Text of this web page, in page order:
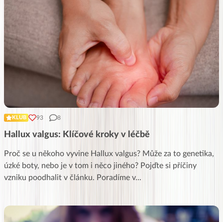
KLUB 93 8
Hallux valgus: Klíčové kroky v léčbě
Proč se u někoho vyvine Hallux valgus? Může za to genetika,
úzké boty, nebo je v tom i něco jiného? Pojďte si příčiny
vzniku poodhalit v článku. Poradíme v...